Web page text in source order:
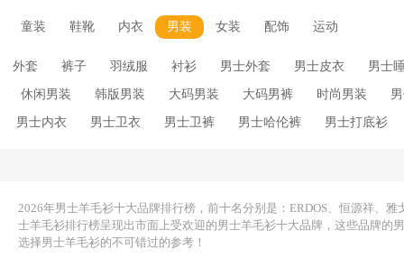
2026年男士羊毛衫十大品牌排行榜，前十名分别是：ERDOS、恒源祥、
士羊毛衫排行榜呈现出市面上受欢迎的男士羊毛衫十大品牌，这些品牌
选择男士羊毛衫的不可错过的参考！
童装 鞋靴 内衣 男装 女装 配饰 运动
外套 裤子 羽绒服 衬衫 男士外套 男士皮衣 男士
休闲男装 韩版男装 大码男装 大码男裤 时尚男装
男士内衣 男士卫衣 男士卫裤 男士哈伦裤 男士打底衫
男士毛呢大衣 直筒男裤 男装牛仔裤 男士睡袍 男式外套